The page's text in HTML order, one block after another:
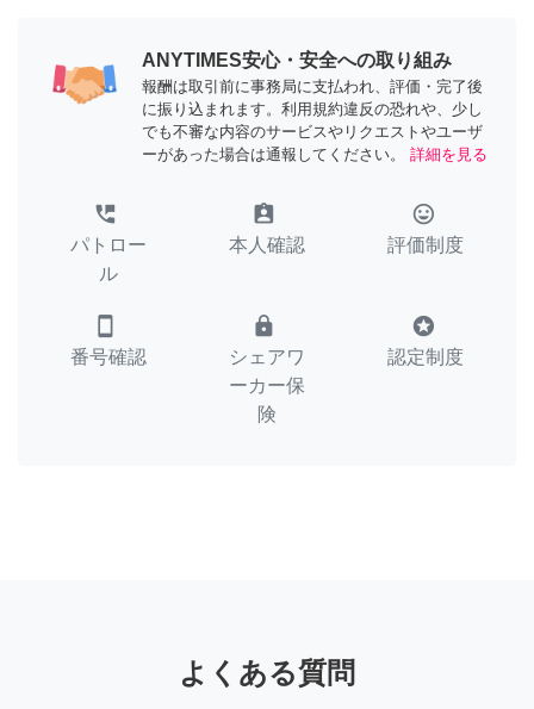
ANYTIMES安心・安全への取り組み
報酬は取引前に事務局に支払われ、評価・完了後
に振り込まれます。利用規約違反の恐れや、少し
でも不審な内容のサービスやリクエストやユーザ
ーがあった場合は通報してください。
詳細を見る
perm_phone_msg
パトロー
ル
assignment_ind
本人確認
tag_faces
評価制度
smartphone
番号確認
lock
シェアワ
ーカー保
険
stars
認定制度
よくある質問